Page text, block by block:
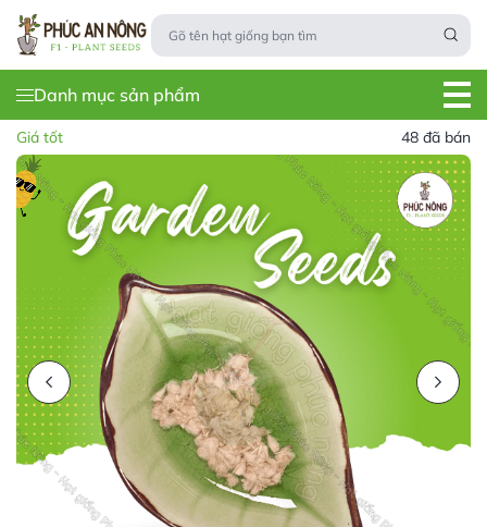
Danh mục sản phẩm
Giá tốt 48 đã bán